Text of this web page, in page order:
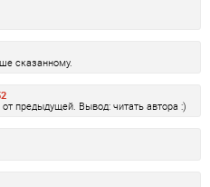
сказанному.
предыдущей. Вывод: читать автора :)